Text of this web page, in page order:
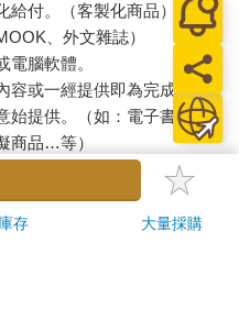
付。（客製化商品）
、外文雜誌）
腦軟體。
容或一經提供即為完成之線
始提供。（如：電子書、電
商品…等）
如：內衣褲、刮鬍刀、除毛
7天的猶豫期（含例假
存 大量採購